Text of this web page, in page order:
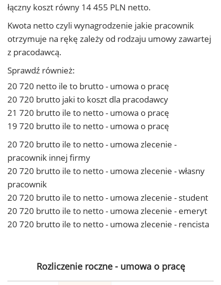
łączny koszt równy 14 455 PLN netto.
Kwota netto czyli wynagrodzenie jakie pracownik
otrzymuje na rękę zależy od rodzaju umowy zawartej
z pracodawcą.
Sprawdź również:
20 720 netto ile to brutto - umowa o pracę
20 720 brutto jaki to koszt dla pracodawcy
21 720 brutto ile to netto - umowa o pracę
19 720 brutto ile to netto - umowa o pracę
20 720 brutto ile to netto - umowa zlecenie -
pracownik innej firmy
20 720 brutto ile to netto - umowa zlecenie - własny
pracownik
20 720 brutto ile to netto - umowa zlecenie - student
20 720 brutto ile to netto - umowa zlecenie - emeryt
20 720 brutto ile to netto - umowa zlecenie - rencista
Rozliczenie roczne - umowa o pracę